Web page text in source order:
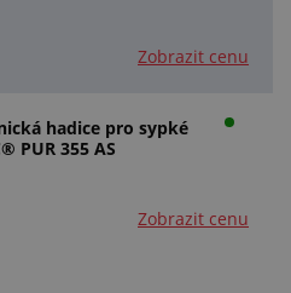
Zobrazit cenu
hadice pro sypké
PUR 355 AS
Zobrazit cenu